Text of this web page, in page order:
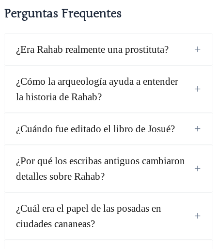
Perguntas Frequentes
¿Era Rahab realmente una prostituta? +
¿Cómo la arqueología ayuda a entender
la historia de Rahab?
+
¿Cuándo fue editado el libro de Josué? +
¿Por qué los escribas antiguos cambiaron
detalles sobre Rahab?
+
¿Cuál era el papel de las posadas en
ciudades cananeas?
+